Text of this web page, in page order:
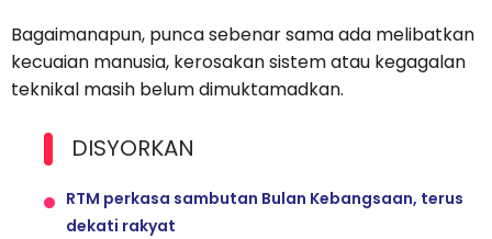
Bagaimanapun, punca sebenar sama ada melibatkan
kecuaian manusia, kerosakan sistem atau kegagalan
teknikal masih belum dimuktamadkan.
DISYORKAN
RTM perkasa sambutan Bulan Kebangsaan, terus
dekati rakyat